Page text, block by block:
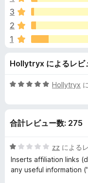
l
p
e
r
ョ
.
の
価
3
2
1
Hollytryx によるレビ
5
5
評
価
Hollytryx
合計レビュー数: 275
5
段
階
zz による
Inserts affiliation links
any useful information